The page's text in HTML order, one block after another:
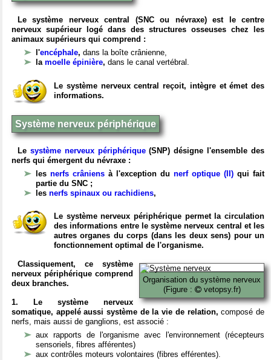
Le système nerveux central (SNC ou névraxe) est le centre
nerveux supérieur logé dans des structures osseuses chez les
animaux supérieurs qui comprend :
l'encéphale, dans la boîte crânienne,
la moelle épinière, dans le canal vertébral.
Le système nerveux central reçoit, intègre et émet des
informations.
Système nerveux périphérique
Le système nerveux périphérique(SNP) désigne l'ensemble des
nerfs qui émergent du névraxe :
les nerfs crâniens à l'exception du nerf optique (II) qui fait
partie du SNC ;
les nerfs spinaux ou rachidiens,
Le système nerveux périphérique permet la circulation
des informations entre le système nerveux central et les
autres organes du corps (dans les deux sens) pour un
fonctionnement optimal de l'organisme.
Organisation du système nerveux
(Figure :
vetopsy.fr)
Classiquement, ce système
nerveux périphérique comprend
deux branches.
1. Le système nerveux
somatique, appelé aussi système de la vie de relation, composé de
nerfs, mais aussi de ganglions, est associé :
aux rapports de l'organisme avec l'environnement (récepteurs
sensoriels, fibres afférentes)
aux contrôles moteurs volontaires (fibres efférentes).